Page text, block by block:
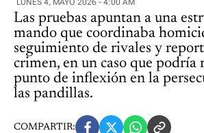
LUNES 4, MAYO 2026 - 4:00 AM
Las pruebas apuntan a una
mando que coordinaba
seguimiento de rivales y
crimen, en un caso que podría
punto de inflexión en la
las pandillas.
COMPARTIR: